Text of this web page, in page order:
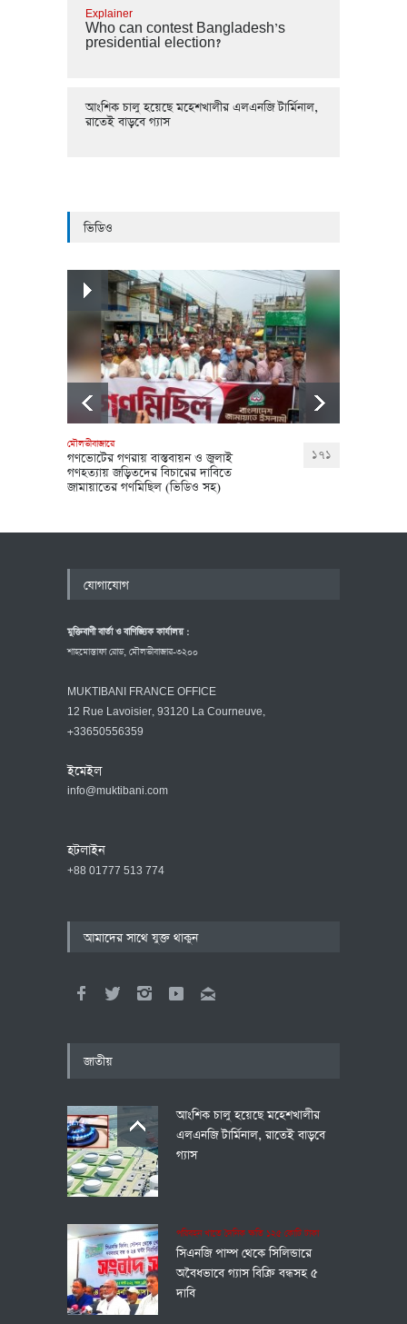
Explainer
Who can contest Bangladesh’s
presidential election?
আংশিক চালু হয়েছে মহেশখালীর এলএনজি টার্মিনাল,
রাতেই বাড়বে গ্যাস
ভিডিও
মৌলভীবাজারে
গণভোটের গণরায় বাস্তবায়ন ও জুলাই
গণহত্যায় জড়িতদের বিচারের দাবিতে
জামায়াতের গণমিছিল (ভিডিও সহ)
১৭১
যোগাযোগ
মুক্তিবাণী বার্তা ও বাণিজ্যিক কার্যালয় :
শাহমোস্তাফা রোড, মৌলভীবাজার-৩২০০
MUKTIBANI FRANCE OFFICE
12 Rue Lavoisier, 93120 La Courneuve,
+33650556359
ইমেইল
info@muktibani.com
হটলাইন
+88 01777 513 774
আমাদের সাথে যুক্ত থাকুন
জাতীয়
আংশিক চালু হয়েছে মহেশখালীর
এলএনজি টার্মিনাল, রাতেই বাড়বে
গ্যাস
পরিবহন খাতে দৈনিক ক্ষতি ১২৫ কোটি টাকা
সিএনজি পাম্প থেকে সিলিন্ডারে
অবৈধভাবে গ্যাস বিক্রি বন্ধসহ ৫
দাবি